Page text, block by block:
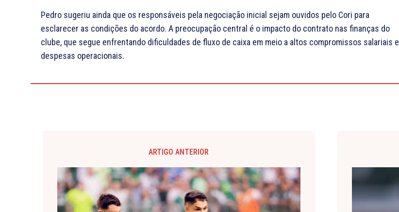
Pedro sugeriu ainda que os responsáveis pela negociação inicial sejam ouvidos pelo Cori para
esclarecer as condições do acordo. A preocupação central é o impacto do contrato nas finanças do
clube, que segue enfrentando dificuldades de fluxo de caixa em meio a altos compromissos salariais e
despesas operacionais.
ARTIGO ANTERIOR